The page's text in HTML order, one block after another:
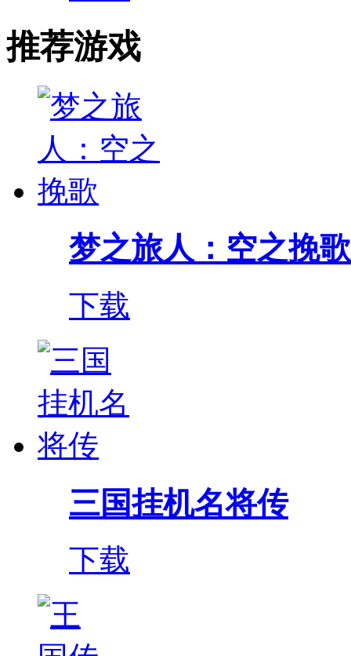
推荐游戏
梦之旅人：空之挽歌
下载
三国挂机名将传
下载